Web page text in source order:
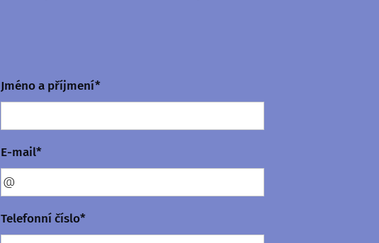
Jméno a příjmení*
E-mail*
Telefonní číslo*